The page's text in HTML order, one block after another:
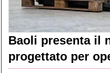
Baoli presenta il
progettato per